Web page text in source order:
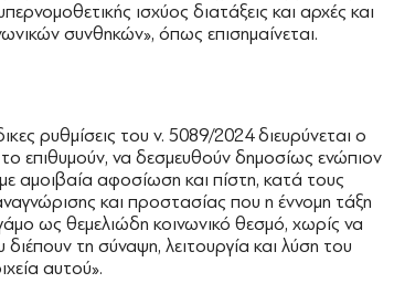
ισχύος διατάξεις και αρχές και
συνθηκών», όπως επισημαίνεται.
ρυθμίσεις του ν. 5089/2024 διευρύνεται ο
επιθυμούν, να δεσμευθούν δημοσίως ενώπιον
αμοιβαία αφοσίωση και πίστη, κατά τους
και προστασίας που η έννομη τάξη
ως θεμελιώδη κοινωνικό θεσμό, χωρίς να
τη σύναψη, λειτουργία και λύση του
αυτού».